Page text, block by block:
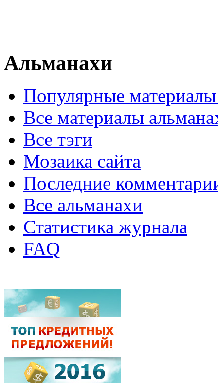
Альманахи
Популярные
Все материалы
Все тэги
Мозаика сайта
Последние
Все альманахи
Статистика журнала
FAQ